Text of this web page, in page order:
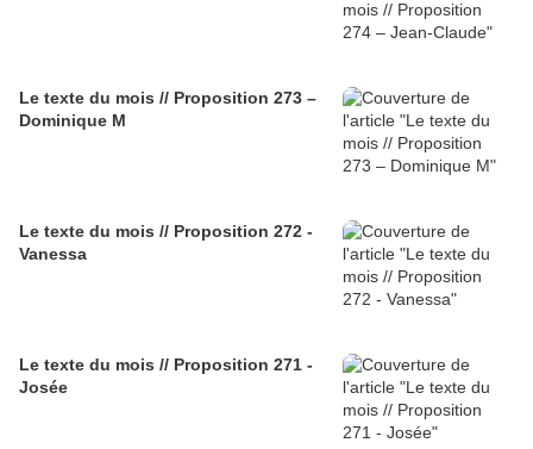
Le texte du mois // Proposition 273 –
Dominique M
Le texte du mois // Proposition 272 -
Vanessa
Le texte du mois // Proposition 271 -
Josée